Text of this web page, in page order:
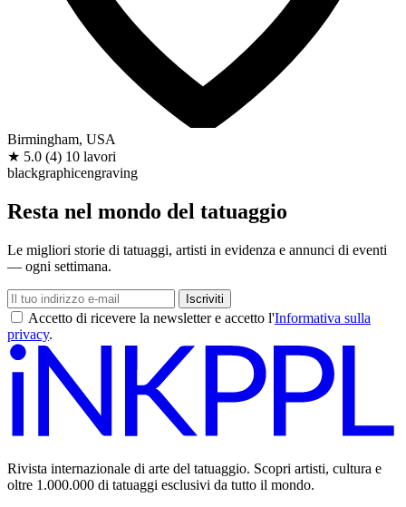
Birmingham, USA
★ 5.0 (4) 10 lavori
blackgraphicengraving
Resta nel mondo del tatuaggio
Le migliori storie di tatuaggi, artisti in evidenza e annunci di eventi
— ogni settimana.
Iscriviti
Accetto di ricevere la newsletter e accetto l'Informativa sulla
privacy.
Rivista internazionale di arte del tatuaggio. Scopri artisti, cultura e
oltre 1.000.000 di tatuaggi esclusivi da tutto il mondo.